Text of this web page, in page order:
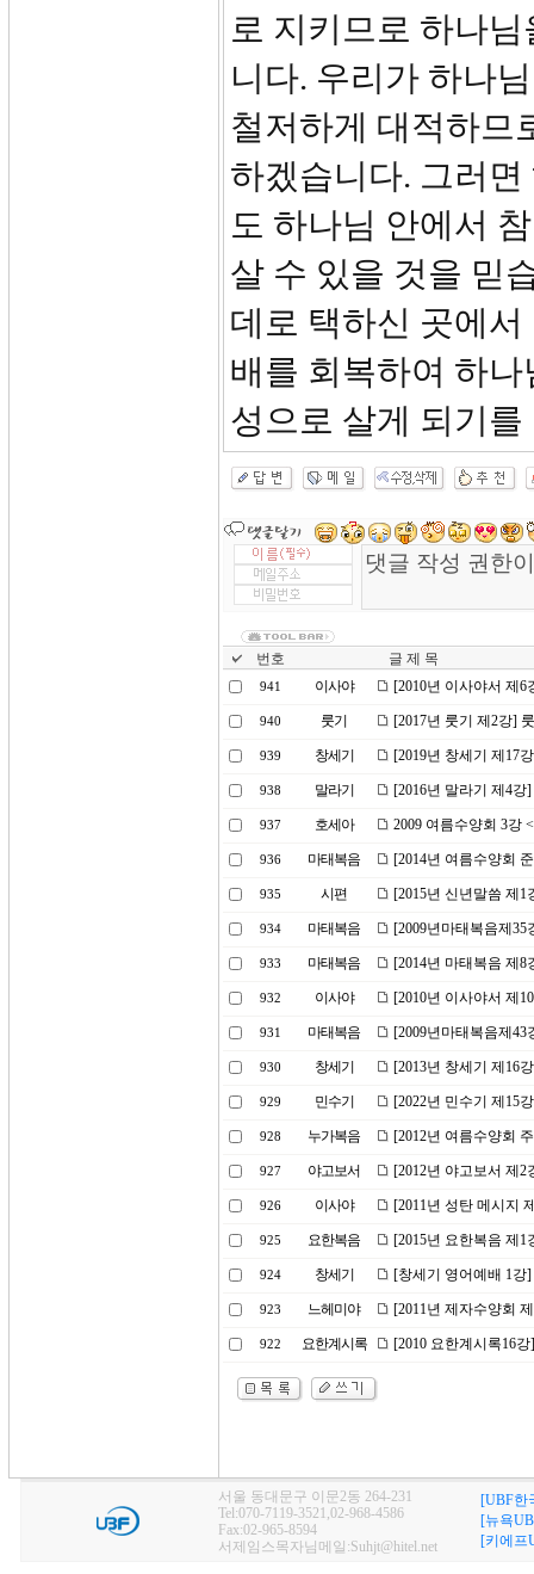
로 지키므로 하나
니다. 우리가 하나
철저하게 대적하므
하겠습니다. 그러
도 하나님 안에서
살 수 있을 것을 믿
데로 택하신 곳에
배를 회복하여 하
성으로 살게 되기
번호 글 제 목
941 이사야 [2010년 이사야서 제
940 룻기 [2017년 룻기 제2강]
939 창세기 [2019년 창세기 제17
938 말라기 [2016년 말라기 제4
937 호세아 2009 여름수양회 3강
936 마태복음 [2014년 여름수양회
935 시편 [2015년 신년말씀 제
934 마태복음 [2009년마태복음제
933 마태복음 [2014년 마태복음 제
932 이사야 [2010년 이사야서 제
931 마태복음 [2009년마태복음제
930 창세기 [2013년 창세기 제16
929 민수기 [2022년 민수기 제15
928 누가복음 [2012년 여름수양회
927 야고보서 [2012년 야고보서 제
926 이사야 [2011년 성탄 메시지
925 요한복음 [2015년 요한복음 제
924 창세기 [창세기 영어예배 1강]
923 느헤미야 [2011년 제자수양회
922 요한계시록 [2010 요한계시록16
서울 동대문구 이문2동 264-231
Tel:070-7119-3521,02-968-4586
Fax:02-965-8594
서제임스목자님메일:Suhjt@hitel.net
[UBF한
[뉴욕
[키에프